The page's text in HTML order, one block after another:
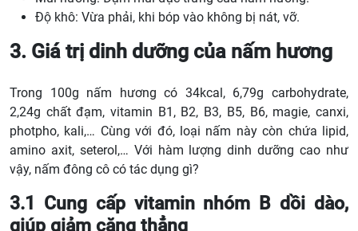
Độ khô: Vừa phải, khi bóp vào không bị nát, vỡ.
3. Giá trị dinh dưỡng của nấm hương
Trong 100g nấm hương có 34kcal, 6,79g carbohydrate,
2,24g chất đạm, vitamin B1, B2, B3, B5, B6, magie, canxi,
photpho, kali,… Cùng với đó, loại nấm này còn chứa lipid,
amino axit, seterol,… Với hàm lượng dinh dưỡng cao như
vậy, nấm đông cô có tác dụng gì?
3.1 Cung cấp vitamin nhóm B dồi dào,
giúp giảm căng thẳng